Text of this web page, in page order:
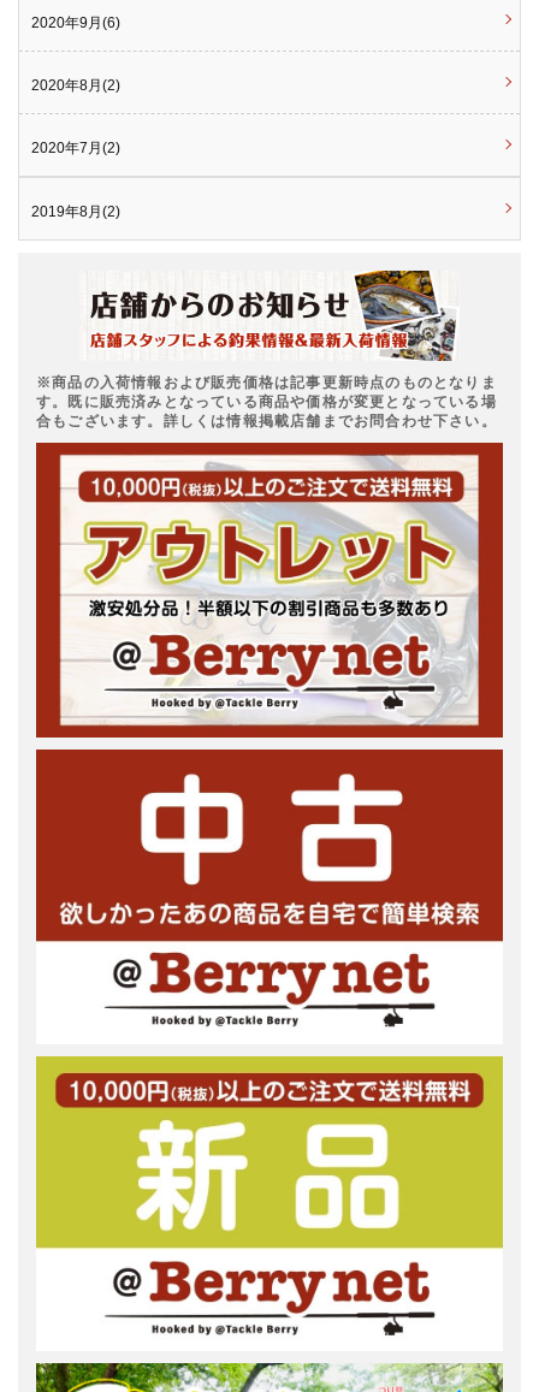
2020年9月(6)
2020年8月(2)
2020年7月(2)
2019年8月(2)
※商品の入荷情報および販売価格は記事更新時点のものとなりま
す。既に販売済みとなっている商品や価格が変更となっている場
合もございます。詳しくは情報掲載店舗までお問合わせ下さい。